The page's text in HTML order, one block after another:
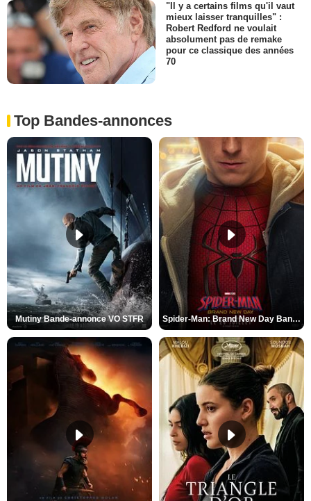
"Il y a certains films qu'il vaut
mieux laisser tranquilles" :
Robert Redford ne voulait
absolument pas de remake
pour ce classique des années
70
Top Bandes-annonces
Mutiny Bande-annonce VO STFR Spider-Man: Brand New Day Bande-annonce VO STFR